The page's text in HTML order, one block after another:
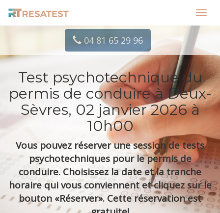
04 81 65 29 96
Test psychotechnique du
permis de conduire à Deux-
Sèvres, 02 janvier 2026 à
10h00
Vous pouvez réserver une session de tests
psychotechniques pour le permis de
conduire. Choisissez la date et la tranche
horaire qui vous conviennent et cliquez sur le
bouton «Réserver». Cette réservation est